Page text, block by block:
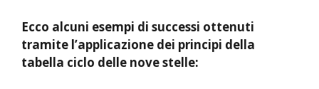
Ecco alcuni esempi di successi ottenuti
tramite l’applicazione dei principi della
tabella ciclo delle nove stelle: